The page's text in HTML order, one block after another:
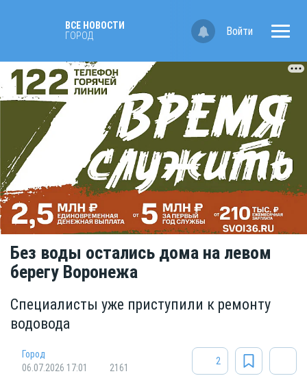
ВСЕ НОВОСТИ
ГОРОД
Войти
Без воды остались дома на левом
берегу Воронежа
Специалисты уже приступили к ремонту
водовода
Город
06.07.2026 17:01
2161
2